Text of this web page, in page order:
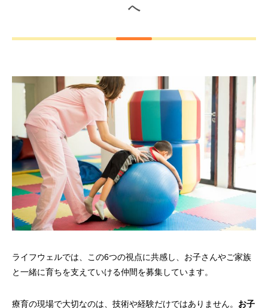
へ
ライフウェルでは、この6つの視点に共感し、お子さんやご家族
と一緒に育ちを支えていける仲間を募集しています。
療育の現場で大切なのは、技術や経験だけではありません。 お子